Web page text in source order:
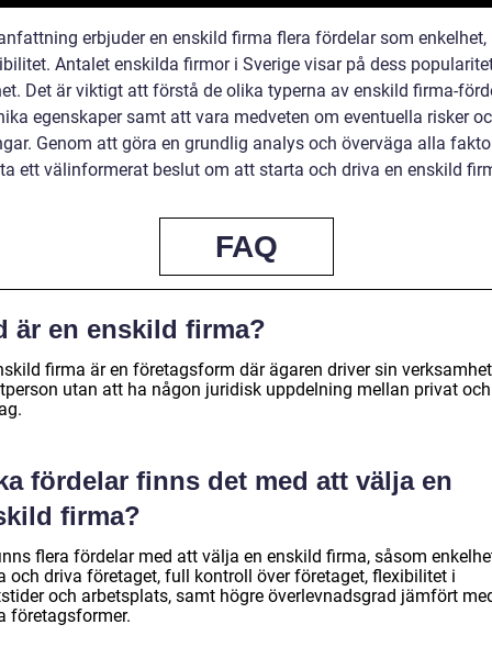
erbjuder en enskild firma flera fördelar som
Antalet enskilda firmor i Sverige visar på dess
Det är viktigt att förstå de olika typerna av enskild firma-
egenskaper samt att vara medveten om eventuella risker
Genom att göra en grundlig analys och överväga alla
ett välinformerat beslut om att starta och driva en enskild
FAQ
är en enskild firma?
firma är en företagsform där ägaren driver sin
utan att ha någon juridisk uppdelning mellan privat och
fördelar finns det med att välja en
firma?
flera fördelar med att välja en enskild firma, såsom
och driva företaget, full kontroll över företaget, flexibilitet i
och arbetsplats, samt högre överlevnadsgrad jämfört
företagsformer.